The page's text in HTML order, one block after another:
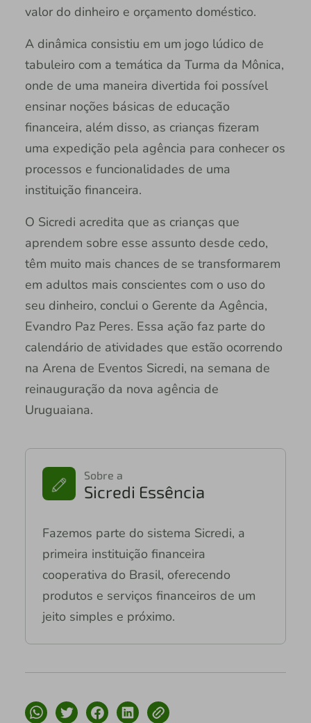
valor do dinheiro e orçamento doméstico.
A dinâmica consistiu em um jogo lúdico de
tabuleiro com a temática da Turma da Mônica,
onde de uma maneira divertida foi possível
ensinar noções básicas de educação
financeira, além disso, as crianças fizeram
uma expedição pela agência para conhecer os
processos e funcionalidades de uma
instituição financeira.
O Sicredi acredita que as crianças que
aprendem sobre esse assunto desde cedo,
têm muito mais chances de se transformarem
em adultos mais conscientes com o uso do
seu dinheiro, conclui o Gerente da Agência,
Evandro Paz Peres. Essa ação faz parte do
calendário de atividades que estão ocorrendo
na Arena de Eventos Sicredi, na semana de
reinauguração da nova agência de
Uruguaiana.
Sobre a
Sicredi Essência
Fazemos parte do sistema Sicredi, a
primeira instituição financeira
cooperativa do Brasil, oferecendo
produtos e serviços financeiros de um
jeito simples e próximo.